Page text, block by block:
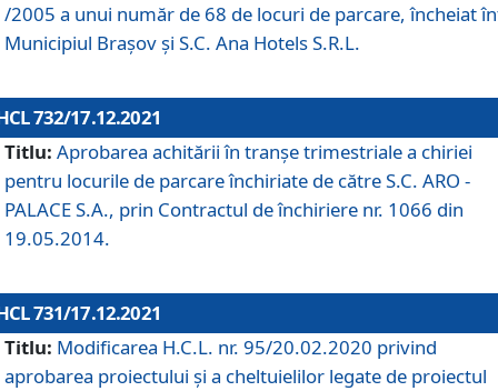
/2005 a unui număr de 68 de locuri de parcare, încheiat
Municipiul Braşov şi S.C. Ana Hotels S.R.L.
732/17.12.2021
Titlu: Aprobarea achitării în tranșe trimestriale a chiriei
pentru locurile de parcare închiriate de către S.C. ARO -
PALACE S.A., prin Contractul de închiriere nr. 1066 din
19.05.2014.
731/17.12.2021
Titlu: Modificarea H.C.L. nr. 95/20.02.2020 privind
aprobarea proiectului și a cheltuielilor legate de proiectul